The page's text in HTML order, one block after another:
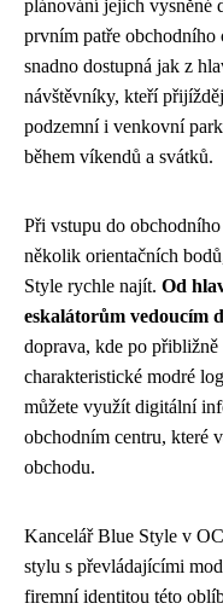
plánování jejich vysněné
prvním patře obchodního
snadno dostupná jak z
návštěvníky, kteří
podzemní i venkovní
během víkendů a svátků.
Při vstupu do
několik orientačních
Style rychle najít. Od
eskalátorům vedoucím
doprava, kde po přibližně
charakteristické modré
můžete využít digitální
obchodním centru, které
obchodu.
Kancelář Blue Style v
stylu s převládajícími
firemní identitou této